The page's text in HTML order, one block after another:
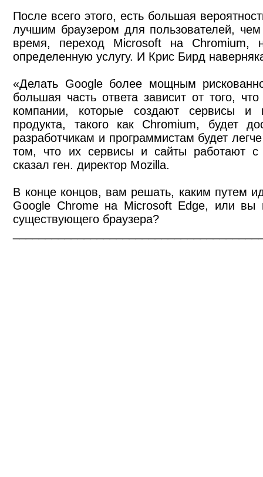
После всего этого, есть большая
лучшим браузером для пользователей,
время, переход Microsoft на Chromium,
определенную услугу. И Крис Бирд
«Делать Google более мощным
большая часть ответа зависит от того,
компании, которые создают сервисы и
продукта, такого как Chromium, будет
разработчикам и программистам будет
том, что их сервисы и сайты работают
сказал ген. директор Mozilla.
В конце концов, вам решать, каким путем
Google Chrome на Microsoft Edge, или вы
существующего браузера?